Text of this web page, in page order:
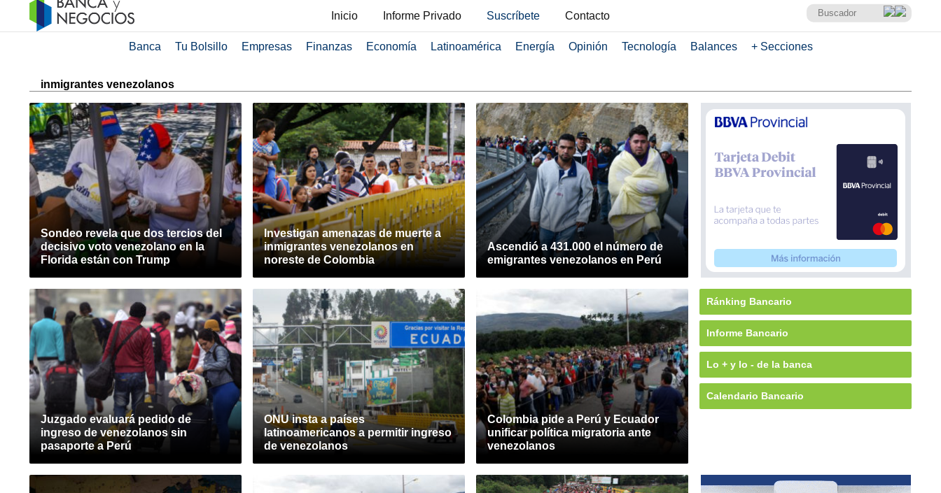
Inicio Informe Privado Suscríbete Contacto
Banca Tu Bolsillo Empresas Finanzas Economía Latinoamérica Energía Opinión Tecnología Balances + Secciones
inmigrantes venezolanos
Sondeo revela que dos tercios del
decisivo voto venezolano en la
Florida están con Trump
Investigan amenazas de muerte a
inmigrantes venezolanos en
noreste de Colombia
Ascendió a 431.000 el número de
emigrantes venezolanos en Perú
Juzgado evaluará pedido de
ingreso de venezolanos sin
pasaporte a Perú
ONU insta a países
latinoamericanos a permitir ingreso
de venezolanos
Colombia pide a Perú y Ecuador
unificar política migratoria ante
venezolanos
Ránking Bancario
Informe Bancario
Lo + y lo - de la banca
Calendario Bancario